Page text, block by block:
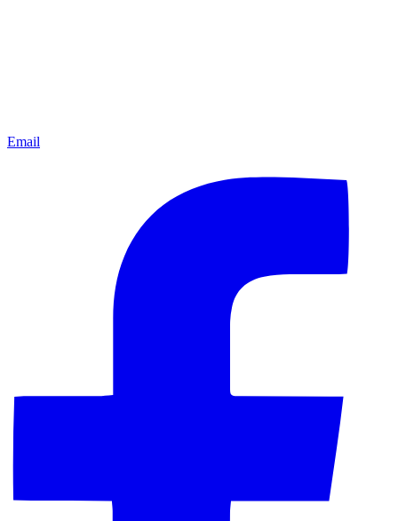
Email